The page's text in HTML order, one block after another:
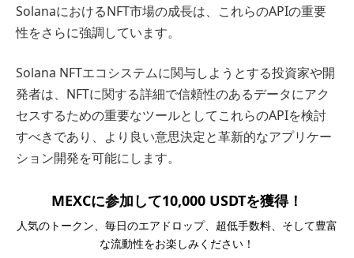
SolanaにおけるNFT市場の成長は、これらのAPIの重要
性をさらに強調しています。
Solana NFTエコシステムに関与しようとする投資家や開
発者は、NFTに関する詳細で信頼性のあるデータにアク
セスするための重要なツールとしてこれらのAPIを検討
すべきであり、より良い意思決定と革新的なアプリケー
ション開発を可能にします。
MEXCに参加して10,000 USDTを獲得！
人気のトークン、毎日のエアドロップ、超低手数料、そして豊富
な流動性をお楽しみください！